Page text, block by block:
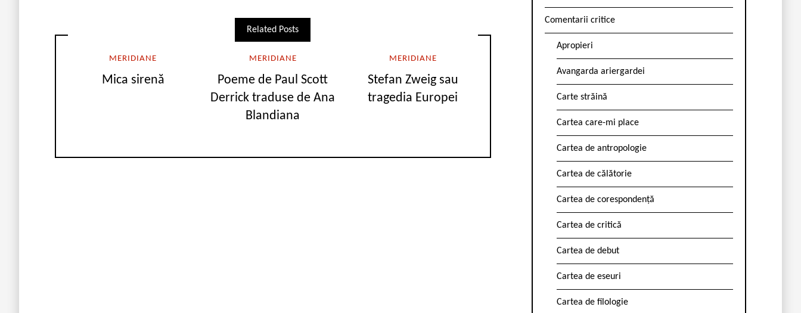
Related Posts
MERIDIANE
Mica sirenă
MERIDIANE
Poeme de Paul Scott
Derrick traduse de Ana
Blandiana
MERIDIANE
Stefan Zweig sau
tragedia Europei
Comentarii critice
Apropieri
Avangarda ariergardei
Carte străină
Cartea care-mi place
Cartea de antropologie
Cartea de călătorie
Cartea de corespondență
Cartea de critică
Cartea de debut
Cartea de eseuri
Cartea de filologie